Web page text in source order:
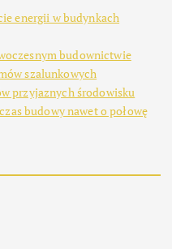
energii w budynkach
budownictwie
szalunkowych
przyjaznych środowisku
budowy nawet o połowę